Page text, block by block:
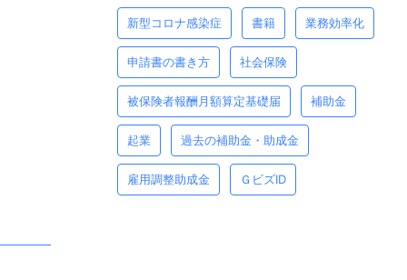
新型コロナ感染症 書籍 業務効率化
申請書の書き方 社会保険
被保険者報酬月額算定基礎届 補助金
起業 過去の補助金・助成金
雇用調整助成金 ＧビズID